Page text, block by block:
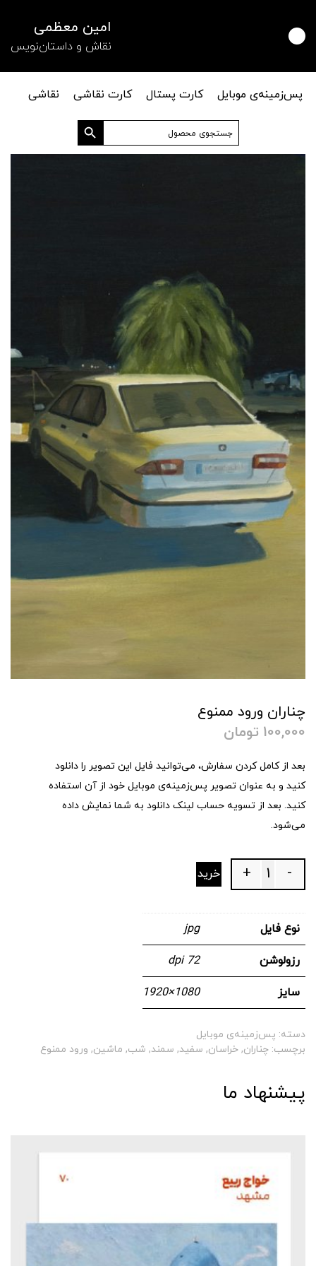
امین معظمی
نقاش و داستان‌نویس
پس‌زمینه‌ی موبایل کارت پستال کارت نقاشی
نقاشی
جستجو
برای:
دکمه جستجو
چناران ورود ممنوع
100,000 تومان
بعد از کامل کردن سفارش، می‌توانید فایل این تصویر را دانلود
کنید و به عنوان تصویر پس‌زمینه‌ی موبایل خود از آن استفاده
کنید. بعد از تسویه حساب لینک دانلود به شما نمایش داده
می‌شود.
Quantity -
+ خرید
نوع فایل jpg
رزولوشن 72 dpi
سایز 1080 × 1920
دسته: پس‌زمینه‌ی موبایل
برچسب: چناران, خراسان, سفید, سمند, شب, ماشین, ورود ممنوع
پیشنهاد ما